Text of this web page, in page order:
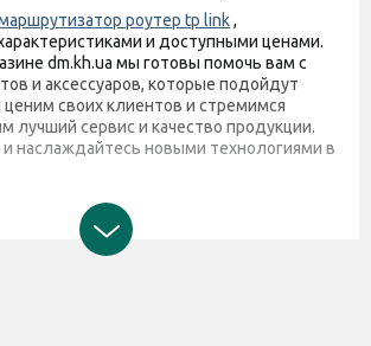
роутер tp link,
и доступными ценами.
dm.kh.ua мы готовы помочь вам с
и аксессуаров, которые подойдут
своих клиентов и стремимся
лучший сервис и качество продукции.
и наслаждайтесь новыми технологиями в